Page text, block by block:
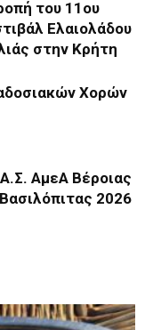
του 11ου
Ελαιολάδου
στην Κρήτη
Χορών
Α.Σ. ΑμεΑ Βέροιας
2026